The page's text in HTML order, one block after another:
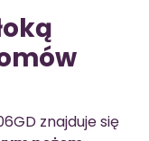
znajduje się